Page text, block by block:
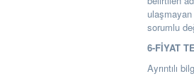
sorumlu
6-FİYAT
Ayrıntılı